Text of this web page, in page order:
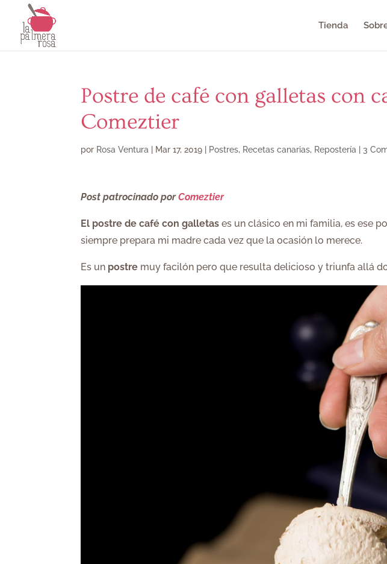
Tienda
Postre de café con galletas con
Comeztier
por Rosa Ventura Mar 17, 2019 Postres, Recetas canarias, Repostería 3
Post patrocinado porComeztier
El postre de café con galletas es un clásico en mi familia, es ese
siempre prepara mi madre cada vez que la ocasión lo merece.
Es un postre muy facilón pero que resulta delicioso y triunfa allá